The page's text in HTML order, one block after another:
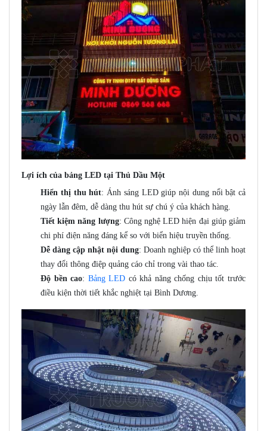
Lợi ích của bảng LED tại Thủ Dầu Một
Hiển thị thu hút: Ánh sáng LED giúp nội dung nổi bật cả
ngày lẫn đêm, dễ dàng thu hút sự chú ý của khách hàng.
Tiết kiệm năng lượng: Công nghệ LED hiện đại giúp giảm
chi phí điện năng đáng kể so với biển hiệu truyền thống.
Dễ dàng cập nhật nội dung: Doanh nghiệp có thể linh hoạt
thay đổi thông điệp quảng cáo chỉ trong vài thao tác.
Độ bền cao: Bảng LED có khả năng chống chịu tốt trước
điều kiện thời tiết khắc nghiệt tại Bình Dương.